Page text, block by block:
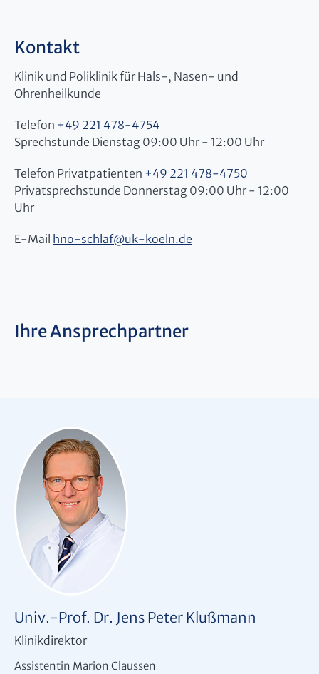
Kontakt
Klinik und Poliklinik für Hals-, Nasen- und
Ohrenheilkunde
Telefon +49 221 478-4754
Sprechstunde Dienstag 09:00 Uhr - 12:00 Uhr
Telefon Privatpatienten +49 221 478-4750
Privatsprechstunde Donnerstag 09:00 Uhr - 12:00
Uhr
E-Mail hno-schlaf@uk-koeln.de
Ihre Ansprechpartner
Univ.-Prof. Dr. Jens Peter Klußmann
Klinikdirektor
Assistentin Marion Claussen